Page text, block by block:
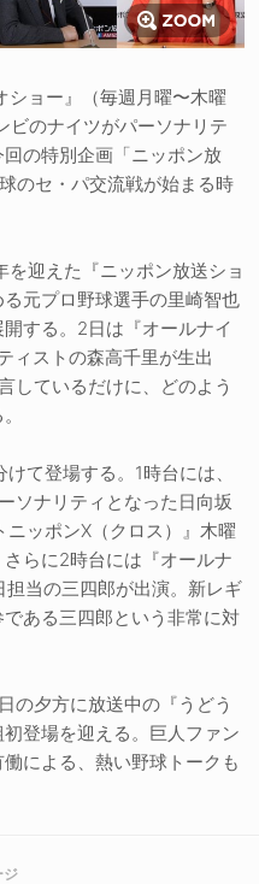
ショー』（毎週月曜〜木曜
ビのナイツがパーソナリテ
の特別企画「ニッポン放
のセ・パ交流戦が始まる時
迎えた『ニッポン放送ショ
元プロ野球選手の里崎智也
する。2日は『オールナイ
ィストの森高千里が生出
しているだけに、どのよう
て登場する。1時台には、
ソナリティとなった日向坂
ッポンX（クロス）』木曜
らに2時台には『オールナ
担当の三四郎が出演。新レギ
ある三四郎という非常に対
の夕方に放送中の『うどう
登場を迎える。巨人ファン
による、熱い野球トークも
ジ